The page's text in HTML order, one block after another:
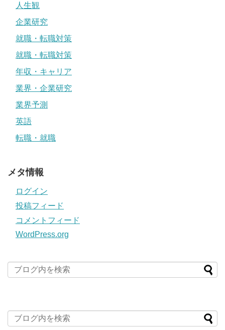
人生観
企業研究
就職・転職対策
就職・転職対策
年収・キャリア
業界・企業研究
業界予測
英語
転職・就職
メタ情報
ログイン
投稿フィード
コメントフィード
WordPress.org